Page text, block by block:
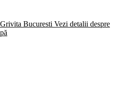
Bucuresti Vezi detalii despre